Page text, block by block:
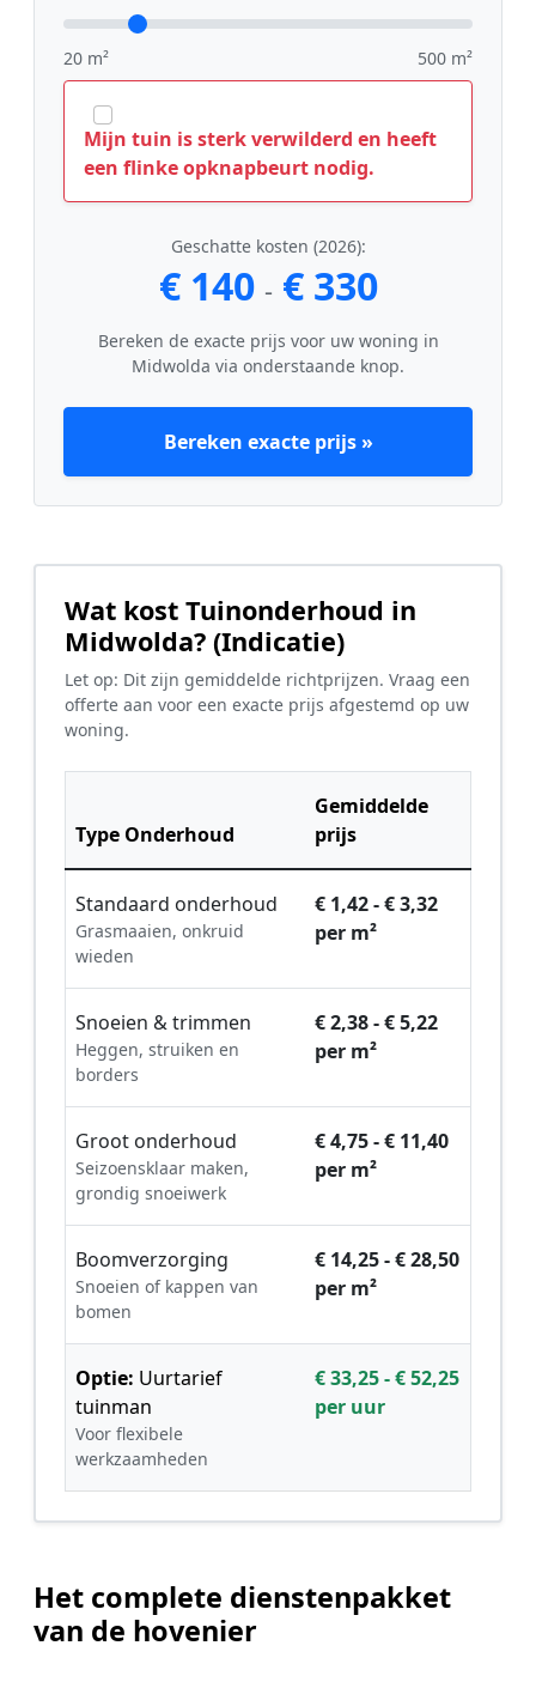
20 m² 500 m²
Mijn tuin is sterk verwilderd en heeft
een flinke opknapbeurt nodig.
Geschatte kosten (2026):
€ 140 - € 330
Bereken de exacte prijs voor uw woning in
Midwolda via onderstaande knop.
Bereken exacte prijs »
Wat kost Tuinonderhoud in
Midwolda? (Indicatie)
Let op: Dit zijn gemiddelde richtprijzen. Vraag een
offerte aan voor een exacte prijs afgestemd op uw
woning.
Type Onderhoud
Gemiddelde
prijs
Standaard onderhoud
Grasmaaien, onkruid
wieden
€ 1,42 - € 3,32
per m²
Snoeien & trimmen
Heggen, struiken en
borders
€ 2,38 - € 5,22
per m²
Groot onderhoud
Seizoensklaar maken,
grondig snoeiwerk
€ 4,75 - € 11,40
per m²
Boomverzorging
Snoeien of kappen van
bomen
€ 14,25 - € 28,50
per m²
Optie: Uurtarief
tuinman
Voor flexibele
werkzaamheden
€ 33,25 - € 52,25
per uur
Het complete dienstenpakket
van de hovenier